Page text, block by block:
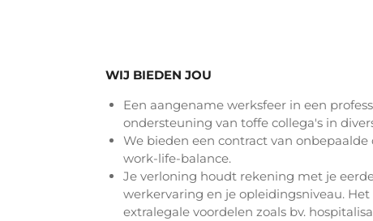
WIJ BIEDEN JOU
Een aangename werksfeer in een
ondersteuning van toffe collega's in
We bieden een contract van
work-life-balance.
Je verloning houdt rekening met je
werkervaring en je opleidingsniveau.
extralegale voordelen zoals bv.